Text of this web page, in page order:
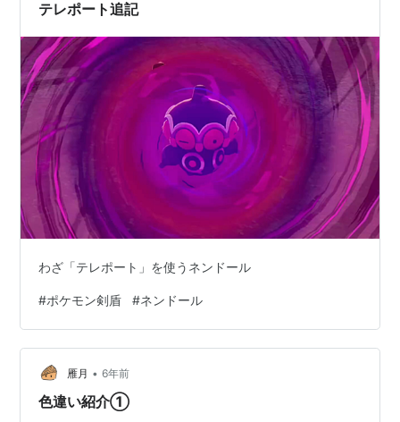
テレポート追記
わざ「テレポート」を使うネンドール
#ポケモン剣盾 #ネンドール
雁月 • 6年前
色違い紹介①